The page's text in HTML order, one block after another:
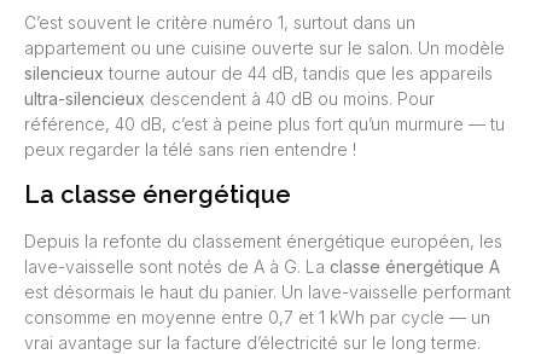
C’est souvent le critère numéro 1, surtout dans un
appartement ou une cuisine ouverte sur le salon. Un modèle
silencieux tourne autour de 44 dB, tandis que les appareils
ultra-silencieux descendent à 40 dB ou moins. Pour
référence, 40 dB, c’est à peine plus fort qu’un murmure — tu
peux regarder la télé sans rien entendre !
La classe énergétique
Depuis la refonte du classement énergétique européen, les
lave-vaisselle sont notés de A à G. La classe énergétique A
est désormais le haut du panier. Un lave-vaisselle performant
consomme en moyenne entre 0,7 et 1 kWh par cycle — un
vrai avantage sur la facture d’électricité sur le long terme.